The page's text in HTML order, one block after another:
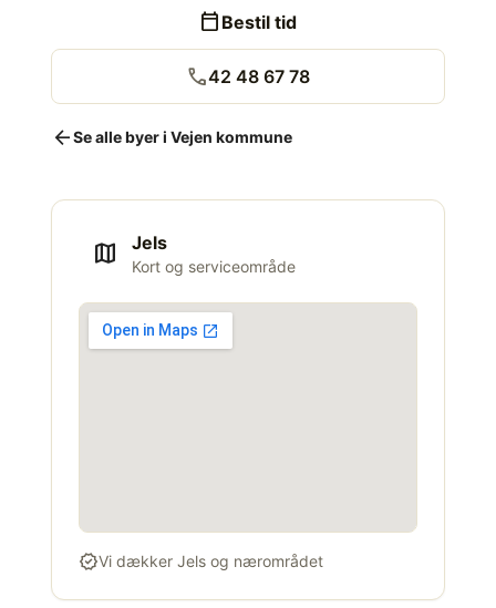
calendar_today Bestil tid
call42 48 67 78
arrow_backSe alle byer i Vejen kommune
map Jels
Kort og serviceområde
verifiedVi dækker Jels og nærområdet